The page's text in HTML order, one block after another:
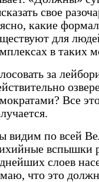
свое
какие
для
в таких
за
Все
видим по всей
вспышки
слоев
что это